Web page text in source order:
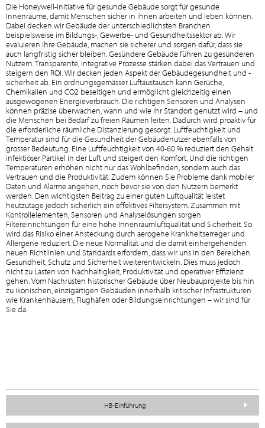
Die Honeywell-Initiative für gesunde Gebäude sorgt für gesunde
Innenräume, damit Menschen sicher in ihnen arbeiten und leben können.
Dabei decken wir Gebäude der unterschiedlichsten Branchen
beispielsweise im Bildungs-, Gewerbe- und Gesundheitssektor ab. Wir
evaluieren Ihre Gebäude, machen sie sicherer und sorgen dafür, dass sie
auch langfristig sicher bleiben. Gesündere Gebäude führen zu gesünderen
Nutzern. Transparente, integrative Prozesse stärken dabei das Vertrauen und
steigern den ROI. Wir decken jeden Aspekt der Gebäudegesundheit und -
sicherheit ab. Ein ordnungsgemässer Luftaustausch kann Gerüche,
Chemikalien und CO2 beseitigen und ermöglicht gleichzeitig einen
ausgewogenen Energieverbrauch. Die richtigen Sensoren und Analysen
können präzise überwachen, wann und wie Ihr Standort genutzt wird – und
die Menschen bei Bedarf zu freien Räumen leiten. Dadurch wird proaktiv für
die erforderliche räumliche Distanzierung gesorgt. Luftfeuchtigkeit und
Temperatur sind für die Gesundheit der Gebäudenutzer ebenfalls von
grosser Bedeutung. Eine Luftfeuchtigkeit von 40-60 % reduziert den Gehalt
infektiöser Partikel in der Luft und steigert den Komfort. Und die richtigen
Temperaturen erhöhen nicht nur das Wohlbefinden, sondern auch das
Vertrauen und die Produktivität. Zudem können Sie Probleme dank mobiler
Daten und Alarme angehen, noch bevor sie von den Nutzern bemerkt
werden. Den wichtigsten Beitrag zu einer guten Luftqualität leistet
heutzutage jedoch sicherlich ein effektives Filtersystem. Zusammen mit
Kontrollelementen, Sensoren und Analyselösungen sorgen
Filtereinrichtungen für eine hohe Innenraumluftqualität und Sicherheit. So
wird das Risiko einer Ansteckung durch aerogene Krankheitserreger und
Allergene reduziert. Die neue Normalität und die damit einhergehenden
neuen Richtlinien und Standards erfordern, dass wir uns in den Bereichen
Gesundheit, Schutz und Sicherheit weiterentwickeln. Dies muss jedoch
nicht zu Lasten von Nachhaltigkeit, Produktivität und operativer Effizienz
gehen. Vom Nachrüsten historischer Gebäude über Neubauprojekte bis hin
zu ikonischen, einzigartigen Gebäuden innerhalb kritischer Infrastrukturen
wie Krankenhäusern, Flughäfen oder Bildungseinrichtungen – wir sind für
Sie da.
HB-Einführung